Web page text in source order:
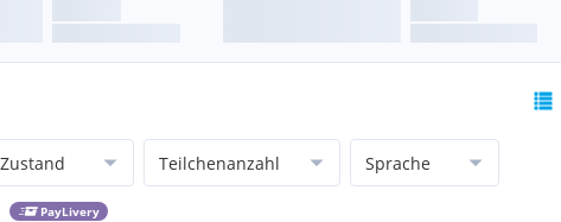
Zustand Teilchenanzahl Sprache
PayLivery